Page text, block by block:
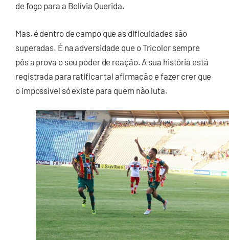
de fogo para a Bolívia Querida.
Mas, é dentro de campo que as dificuldades são
superadas. É na adversidade que o Tricolor sempre
pôs a prova o seu poder de reação. A sua história está
registrada para ratificar tal afirmação e fazer crer que
o impossível só existe para quem não luta.